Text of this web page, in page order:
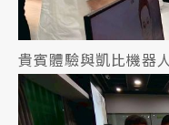
貴賓體驗與凱比機器